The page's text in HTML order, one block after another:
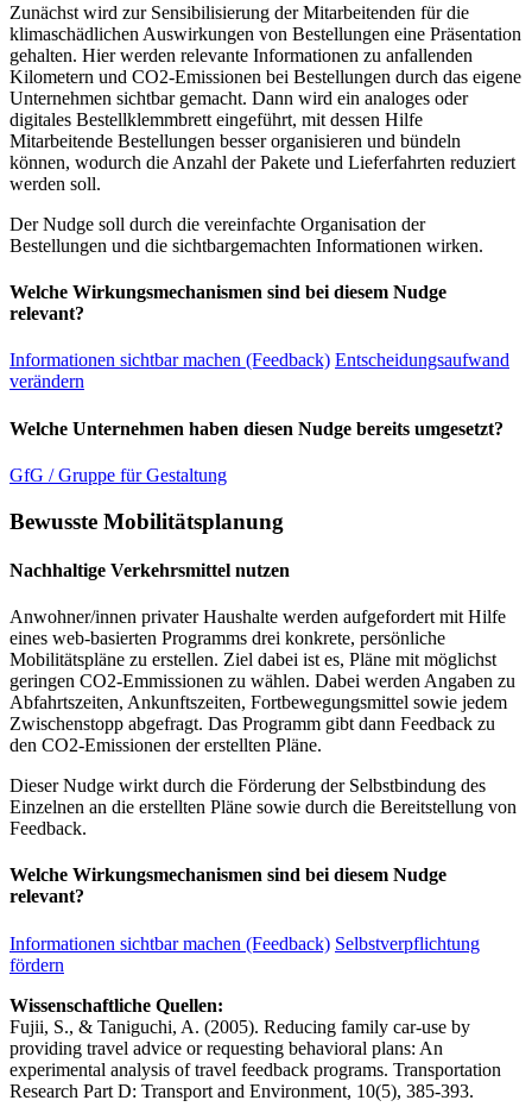
Zunächst wird zur Sensibilisierung der Mitarbeitenden für die
klimaschädlichen Auswirkungen von Bestellungen eine Präsentation
gehalten. Hier werden relevante Informationen zu anfallenden
Kilometern und CO2-Emissionen bei Bestellungen durch das eigene
Unternehmen sichtbar gemacht. Dann wird ein analoges oder
digitales Bestellklemmbrett eingeführt, mit dessen Hilfe
Mitarbeitende Bestellungen besser organisieren und bündeln
können, wodurch die Anzahl der Pakete und Lieferfahrten reduziert
werden soll.
Der Nudge soll durch die vereinfachte Organisation der
Bestellungen und die sichtbargemachten Informationen wirken.
Welche Wirkungsmechanismen sind bei diesem Nudge
relevant?
Informationen sichtbar machen (Feedback) Entscheidungsaufwand
verändern
Welche Unternehmen haben diesen Nudge bereits umgesetzt?
GfG / Gruppe für Gestaltung
Bewusste Mobilitätsplanung
Nachhaltige Verkehrsmittel nutzen
Anwohner/innen privater Haushalte werden aufgefordert mit Hilfe
eines web-basierten Programms drei konkrete, persönliche
Mobilitätspläne zu erstellen. Ziel dabei ist es, Pläne mit möglichst
geringen CO2-Emmissionen zu wählen. Dabei werden Angaben zu
Abfahrtszeiten, Ankunftszeiten, Fortbewegungsmittel sowie jedem
Zwischenstopp abgefragt. Das Programm gibt dann Feedback zu
den CO2-Emissionen der erstellten Pläne.
Dieser Nudge wirkt durch die Förderung der Selbstbindung des
Einzelnen an die erstellten Pläne sowie durch die Bereitstellung von
Feedback.
Welche Wirkungsmechanismen sind bei diesem Nudge
relevant?
Informationen sichtbar machen (Feedback) Selbstverpflichtung
fördern
Wissenschaftliche Quellen:
Fujii, S., & Taniguchi, A. (2005). Reducing family car-use by
providing travel advice or requesting behavioral plans: An
experimental analysis of travel feedback programs. Transportation
Research Part D: Transport and Environment, 10(5), 385-393.